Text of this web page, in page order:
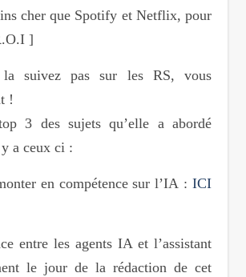
cher que Spotify et Netflix, pour
]
suivez pas sur les RS, vous
!
3 des sujets qu’elle a abordé
a ceux ci :
en compétence sur l’IA : ICI
entre les agents IA et l’assistant
le jour de la rédaction de cet